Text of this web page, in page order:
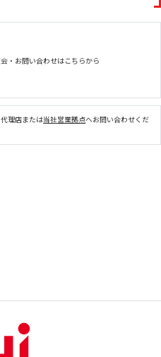
・お問い合わせはこちらから
理店または当社営業拠点へお問い合わせくだ